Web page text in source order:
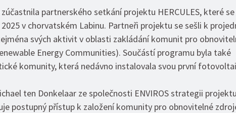
zúčastnila partnerského setkání projektu HERCULES, které
2025 v chorvatském Labinu. Partneři projektu se sešli k
svých aktivit v oblasti zakládání komunit pro
Energy Communities). Součástí programu byla také
komunity, která nedávno instalovala svou první
ten Donkelaar ze společnosti ENVIROS strategii projektu
postupný přístup k založení komunity pro obnovitelné